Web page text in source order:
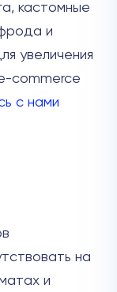
кастомные
и
увеличения
commerce
с нами
на
и